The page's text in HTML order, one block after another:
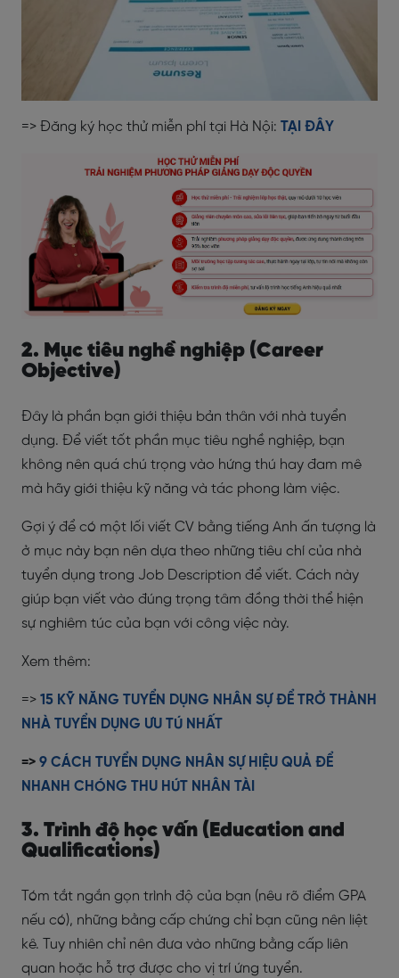
=> Đăng ký học thử miễn phí tại Hà Nội: TẠI ĐÂY
2. Mục tiêu nghề nghiệp (Career
Objective)
Đây là phần bạn giới thiệu bản thân với nhà tuyển
dụng. Để viết tốt phần mục tiêu nghề nghiệp, bạn
không nên quá chú trọng vào hứng thú hay đam mê
mà hãy giới thiệu kỹ năng và tác phong làm việc.
Gợi ý để có một lối viết CV bằng tiếng Anh ấn tượng là
ở mục này bạn nên dựa theo những tiêu chí của nhà
tuyển dụng trong Job Description để viết. Cách này
giúp bạn viết vào đúng trọng tâm đồng thời thể hiện
sự nghiêm túc của bạn với công việc này.
Xem thêm:
=> 15 KỸ NĂNG TUYỂN DỤNG NHÂN SỰ ĐỂ TRỞ THÀNH
NHÀ TUYỂN DỤNG ƯU TÚ NHẤT
=> 9 CÁCH TUYỂN DỤNG NHÂN SỰ HIỆU QUẢ ĐỂ
NHANH CHÓNG THU HÚT NHÂN TÀI
3. Trình độ học vấn (Education and
Qualifications)
Tóm tắt ngắn gọn trình độ của bạn (nêu rõ điểm GPA
nếu có), những bằng cấp chứng chỉ bạn cũng nên liệt
kê. Tuy nhiên chỉ nên đưa vào những bằng cấp liên
quan hoặc hỗ trợ được cho vị trí ứng tuyển.